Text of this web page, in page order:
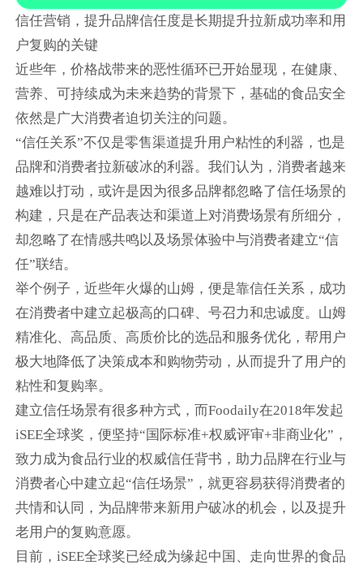
信任营销，提升品牌信任度是长期提升拉新成功率和用
户复购的关键
近些年，价格战带来的恶性循环已开始显现，在健康、
营养、可持续成为未来趋势的背景下，基础的食品安全
依然是广大消费者迫切关注的问题。
“信任关系”不仅是零售渠道提升用户粘性的利器，也是
品牌和消费者拉新破冰的利器。我们认为，消费者越来
越难以打动，或许是因为很多品牌都忽略了信任场景的
构建，只是在产品表达和渠道上对消费场景有所细分，
却忽略了在情感共鸣以及场景体验中与消费者建立“信
任”联结。
举个例子，近些年火爆的山姆，便是靠信任关系，成功
在消费者中建立起极高的口碑、号召力和忠诚度。山姆
精准化、高品质、高质价比的选品和服务优化，帮用户
极大地降低了决策成本和购物劳动，从而提升了用户的
粘性和复购率。
建立信任场景有很多种方式，而Foodaily在2018年发起
iSEE全球奖，便坚持“国际标准+权威评审+非商业化”，
致力成为食品行业的权威信任背书，助力品牌在行业与
消费者心中建立起“信任场景”，就更容易获得消费者的
共情和认同，为品牌带来新用户破冰的机会，以及提升
老用户的复购意愿。
目前，iSEE全球奖已经成为缘起中国、走向世界的食品